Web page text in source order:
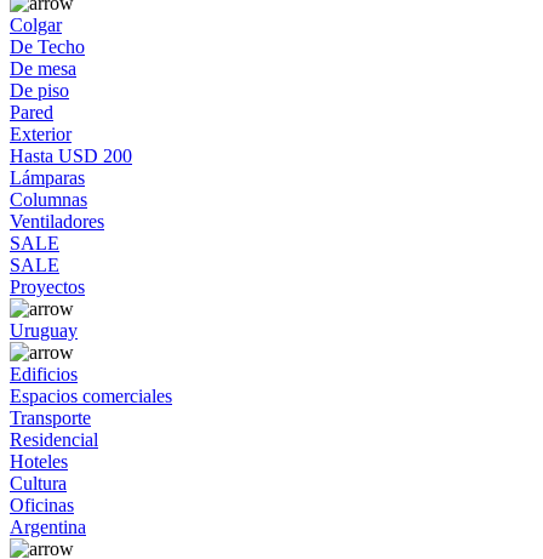
Colgar
De Techo
De mesa
De piso
Pared
Exterior
Hasta USD 200
Lámparas
Columnas
Ventiladores
SALE
SALE
Proyectos
Uruguay
Edificios
Espacios comerciales
Transporte
Residencial
Hoteles
Cultura
Oficinas
Argentina